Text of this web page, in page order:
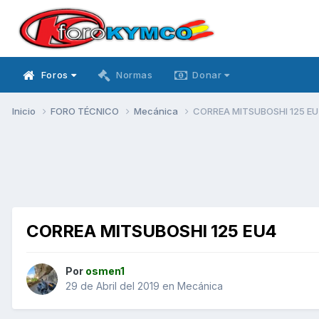
Foros Normas Donar
Inicio FORO TÉCNICO Mecánica CORREA MITSUBOSHI 125
CORREA MITSUBOSHI 125 EU4
Por osmen1
29 de Abril del 2019 en Mecánica